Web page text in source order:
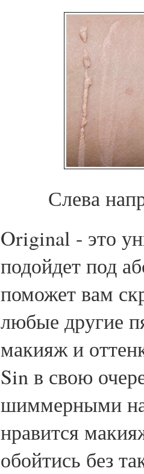
Слева
Original - это
подойдет под
поможет вам
любые другие
макияж и
Sin в свою
шиммерными
нравится
обойтись без